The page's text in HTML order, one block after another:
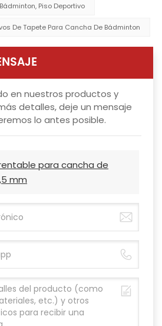
Piso Deportivo
De Tapete Para Cancha De Bádminton
en nuestros productos y
detalles, deje un mensaje
lo antes posible.
para cancha de
mm